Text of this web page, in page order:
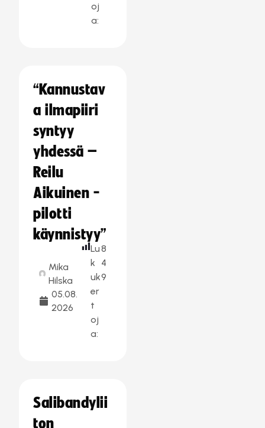
oj
a:
“Kannustav
a ilmapiiri
syntyy
yhdessä –
Reilu
Aikuinen -
pilotti
käynnistyy”
Mika
Hilska
05.08.
2026
Lu
k
uk
er
t
oj
a:
8
4
9
Salibandylii
ton